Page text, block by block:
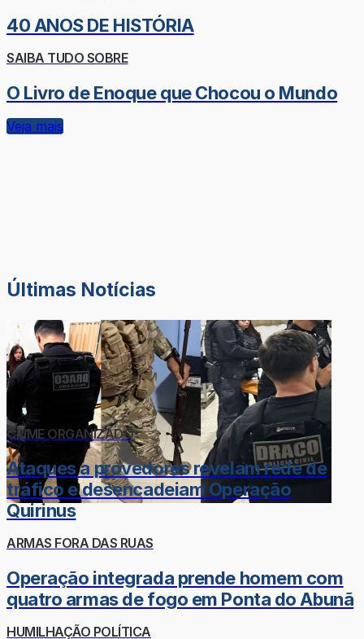
40 ANOS DE HISTÓRIA
SAIBA TUDO SOBRE
O Livro de Enoque que Chocou o Mundo
Veja mais
Últimas Notícias
CRIME ORGANIZADO
Ataques a provedores revelam rede de
tráfico e desencadeiam Operação
Quirinus
ARMAS FORA DAS RUAS
Operação integrada prende homem com
quatro armas de fogo em Ponta do Abunã
HUMILHAÇÃO POLÍTICA